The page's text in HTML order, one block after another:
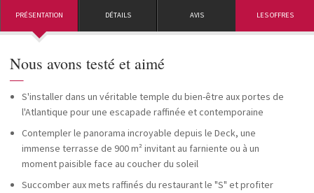
PRÉSENTATION DÉTAILS AVIS LES OFFRES
Nous avons testé et aimé
—
S'installer dans un véritable temple du bien-être aux portes de
l'Atlantique pour une escapade raffinée et contemporaine
Contempler le panorama incroyable depuis le Deck, une
immense terrasse de 900 m² invitant au farniente ou à un
moment paisible face au coucher du soleil
Succomber aux mets raffinés du restaurant le "S" et profiter